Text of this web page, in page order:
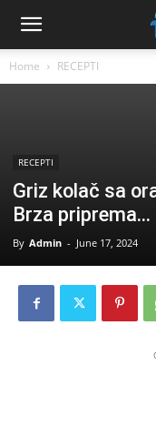
Home RECEPTI
RECEPTI
Griz kolač sa
Brza priprema…
By Admin - June 17, 2024